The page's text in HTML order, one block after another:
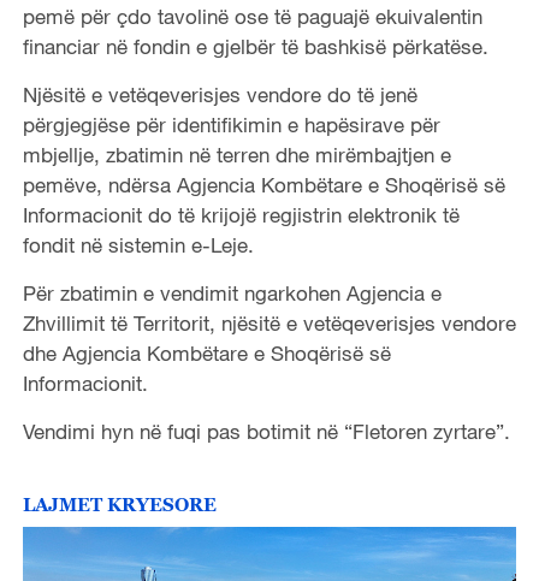
pemë për çdo tavolinë ose të paguajë ekuivalentin
financiar në fondin e gjelbër të bashkisë përkatëse.
Njësitë e vetëqeverisjes vendore do të jenë
përgjegjëse për identifikimin e hapësirave për
mbjellje, zbatimin në terren dhe mirëmbajtjen e
pemëve, ndërsa Agjencia Kombëtare e Shoqërisë së
Informacionit do të krijojë regjistrin elektronik të
fondit në sistemin e-Leje.
Për zbatimin e vendimit ngarkohen Agjencia e
Zhvillimit të Territorit, njësitë e vetëqeverisjes vendore
dhe Agjencia Kombëtare e Shoqërisë së
Informacionit.
Vendimi hyn në fuqi pas botimit në “Fletoren zyrtare”.
LAJMET KRYESORE